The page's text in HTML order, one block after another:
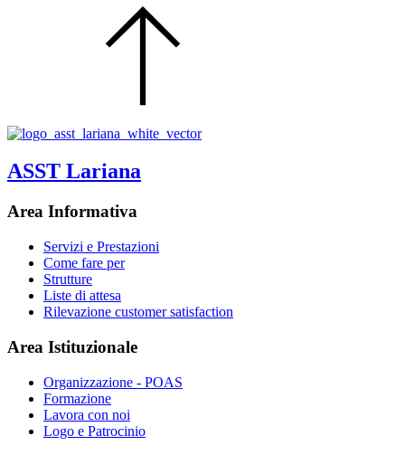
ASST Lariana
Area Informativa
Servizi e Prestazioni
Come fare per
Strutture
Liste di attesa
Rilevazione customer satisfaction
Area Istituzionale
Organizzazione - POAS
Formazione
Lavora con noi
Logo e Patrocinio